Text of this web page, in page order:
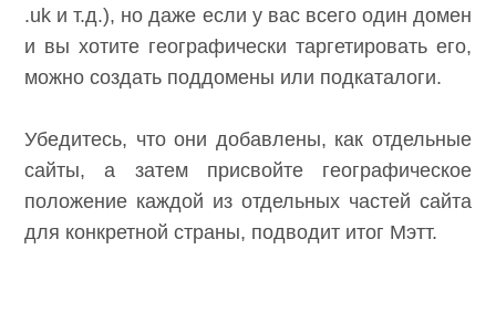
для разных стран (.fr, .de, .uk и т.д.), но даже
если у вас всего один домен и вы хотите
географически таргетировать его, можно
Убедитесь, что они добавлены, как
отдельные сайты, а затем присвойте
географическое положение каждой из